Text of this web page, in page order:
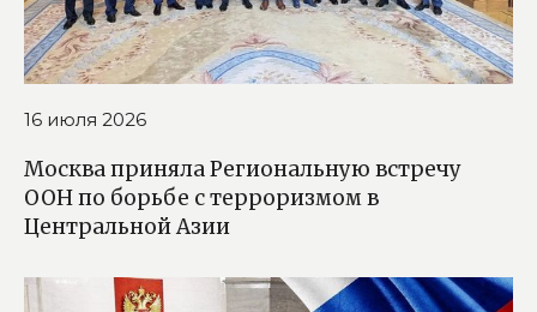
16 июля 2026
Москва приняла Региональную встречу
ООН по борьбе с терроризмом в
Центральной Азии